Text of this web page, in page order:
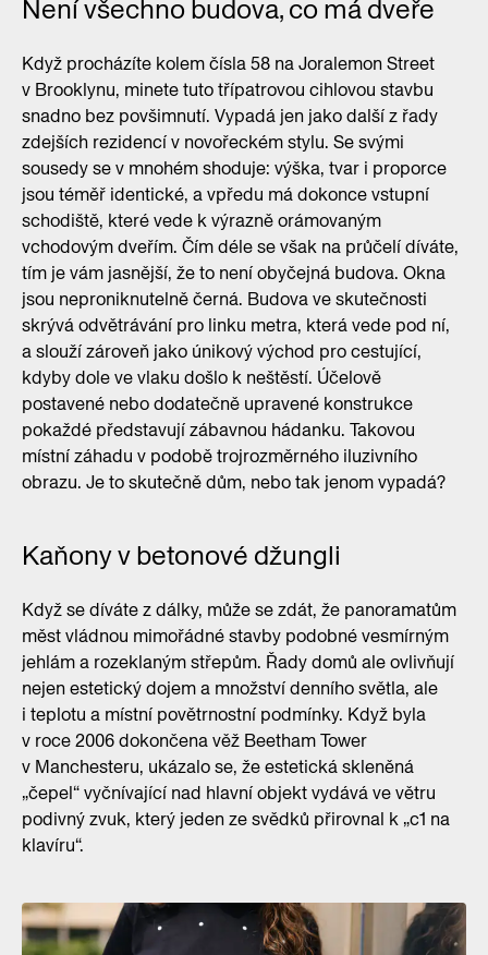
Není všechno budova, co má dveře
Když procházíte kolem čísla 58 na Joralemon Street
v Brooklynu, minete tuto třípatrovou cihlovou stavbu
snadno bez povšimnutí. Vypadá jen jako další z řady
zdejších rezidencí v novořeckém stylu. Se svými
sousedy se v mnohém shoduje: výška, tvar i proporce
jsou téměř identické, a vpředu má dokonce vstupní
schodiště, které vede k výrazně orámovaným
vchodovým dveřím. Čím déle se však na průčelí díváte,
tím je vám jasnější, že to není obyčejná budova. Okna
jsou neproniknutelně černá. Budova ve skutečnosti
skrývá odvětrávání pro linku metra, která vede pod ní,
a slouží zároveň jako únikový východ pro cestující,
kdyby dole ve vlaku došlo k neštěstí. Účelově
postavené nebo dodatečně upravené konstrukce
pokaždé představují zábavnou hádanku. Takovou
místní záhadu v podobě trojrozměrného iluzivního
obrazu. Je to skutečně dům, nebo tak jenom vypadá?
Kaňony v betonové džungli
Když se díváte z dálky, může se zdát, že panoramatům
měst vládnou mimořádné stavby podobné vesmírným
jehlám a rozeklaným střepům. Řady domů ale ovlivňují
nejen estetický dojem a množství denního světla, ale
i teplotu a místní povětrnostní podmínky. Když byla
v roce 2006 dokončena věž Beetham Tower
v Manchesteru, ukázalo se, že estetická skleněná
„čepel“ vyčnívající nad hlavní objekt vydává ve větru
podivný zvuk, který jeden ze svědků přirovnal k „c1 na
klavíru“.